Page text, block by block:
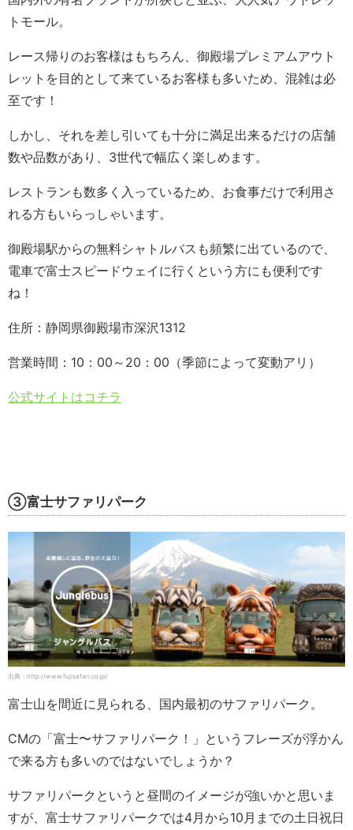
トモール。
レース帰りのお客様はもちろん、御殿場プレミアムアウト
レットを目的として来ているお客様も多いため、混雑は必
至です！
しかし、それを差し引いても十分に満足出来るだけの店舗
数や品数があり、3世代で幅広く楽しめます。
レストランも数多く入っているため、お食事だけで利用さ
れる方もいらっしゃいます。
御殿場駅からの無料シャトルバスも頻繁に出ているので、
電車で富士スピードウェイに行くという方にも便利です
ね！
住所：静岡県御殿場市深沢1312
営業時間：10：00～20：00（季節によって変動アリ）
公式サイトはコチラ
③富士サファリパーク
出典：http://www.fujisafari.co.jp/
富士山を間近に見られる、国内最初のサファリパーク。
CMの「富士〜サファリパーク！」というフレーズが浮かん
で来る方も多いのではないでしょうか？
サファリパークというと昼間のイメージが強いかと思いま
すが、富士サファリパークでは4月から10月までの土日祝日